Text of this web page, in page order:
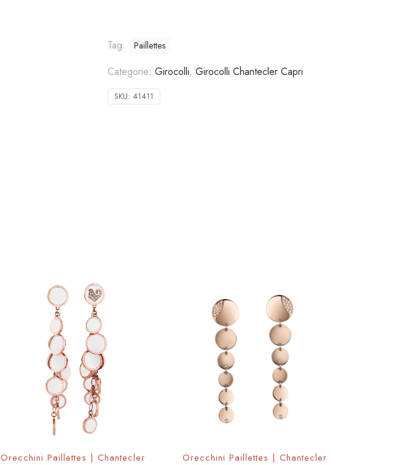
Tag: Paillettes
Categorie: Girocolli, Girocolli Chantecler Capri
SKU: 41411
Orecchini Paillettes | Chantecler
Orecchini Paillettes | Chantecler